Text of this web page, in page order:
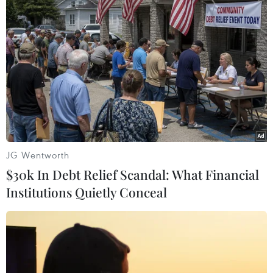
(TTXVN/Vietnam+)
#Apple #Meta Platforms
#Đạo luật Thị trường Kỹ thuật số
JG Wentworth
$30k In Debt Relief Scandal: What Financial
Institutions Quietly Conceal